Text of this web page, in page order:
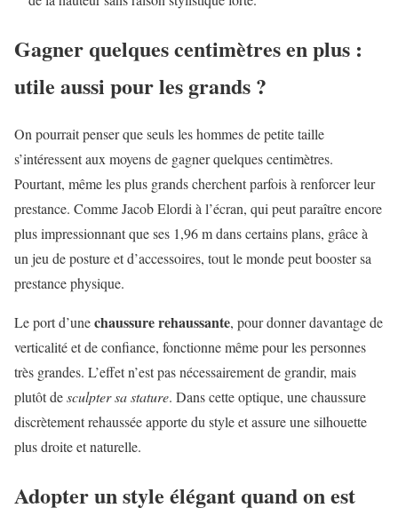
Gagner quelques centimètres en plus :
utile aussi pour les grands ?
On pourrait penser que seuls les hommes de petite taille
s’intéressent aux moyens de gagner quelques centimètres.
Pourtant, même les plus grands cherchent parfois à renforcer leur
prestance. Comme Jacob Elordi à l’écran, qui peut paraître encore
plus impressionnant que ses 1,96 m dans certains plans, grâce à
un jeu de posture et d’accessoires, tout le monde peut booster sa
prestance physique.
Le port d’unechaussure rehaussante, pour donner davantage de
verticalité et de confiance, fonctionne même pour les personnes
très grandes. L’effet n’est pas nécessairement de grandir, mais
plutôt desculpter sa stature. Dans cette optique, une chaussure
discrètement rehaussée apporte du style et assure une silhouette
plus droite et naturelle.
Adopter un style élégant quand on est